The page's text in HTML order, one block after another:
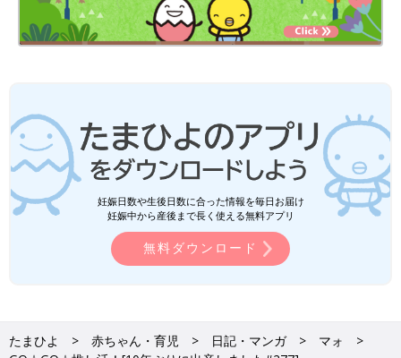
妊娠日数や生後日数に合った情報を毎日お届け
妊娠中から産後まで長く使える無料アプリ
無料ダウンロード
たまひよ 赤ちゃん・育児 日記・マンガ
マォ